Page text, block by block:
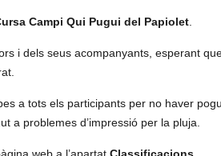
Campi Qui Pugui del Papiolet.
i dels seus acompanyants, esperant
a tots els participants per no haver
a problemes d’impressió per la pluja.